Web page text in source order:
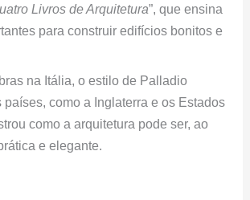
Livros de Arquitetura”, que ensina
para construir edifícios bonitos e
na Itália, o estilo de Palladio
países, como a Inglaterra e os Estados
como a arquitetura pode ser, ao
e elegante.